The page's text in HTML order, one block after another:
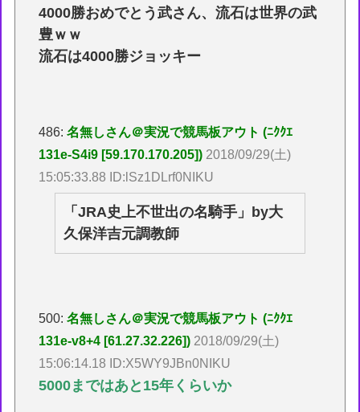
4000勝おめでとう武さん、流石は世界の武
豊ｗｗ
流石は4000勝ジョッキー
486:名無しさん＠実況で競馬板アウト (ﾆｸｸｴ
131e-S4i9 [59.170.170.205]) 2018/09/29(土)
15:05:33.88 ID:lSz1DLrf0NIKU
「JRA史上不世出の名騎手」by大
久保洋吉元調教師
500:名無しさん＠実況で競馬板アウト (ﾆｸｸｴ
131e-v8+4 [61.27.32.226]) 2018/09/29(土)
15:06:14.18 ID:X5WY9JBn0NIKU
5000まではあと15年くらいか